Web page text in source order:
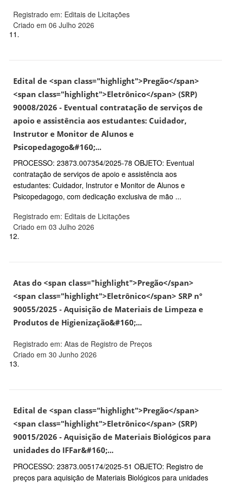
Registrado em: Editais de Licitações
Criado em 06 Julho 2026
11.
Edital de <span class="highlight">Pregão</span>
<span class="highlight">Eletrônico</span> (SRP)
90008/2026 - Eventual contratação de serviços de
apoio e assistência aos estudantes: Cuidador,
Instrutor e Monitor de Alunos e
Psicopedagogo&#160;...
PROCESSO: 23873.007354/2025-78 OBJETO: Eventual
contratação de serviços de apoio e assistência aos
estudantes: Cuidador, Instrutor e Monitor de Alunos e
Psicopedagogo, com dedicação exclusiva de mão ...
Registrado em: Editais de Licitações
Criado em 03 Julho 2026
12.
Atas do <span class="highlight">Pregão</span>
<span class="highlight">Eletrônico</span> SRP n°
90055/2025 - Aquisição de Materiais de Limpeza e
Produtos de Higienização&#160;...
Registrado em: Atas de Registro de Preços
Criado em 30 Junho 2026
13.
Edital de <span class="highlight">Pregão</span>
<span class="highlight">Eletrônico</span> (SRP)
90015/2026 - Aquisição de Materiais Biológicos para
unidades do IFFar&#160;...
PROCESSO: 23873.005174/2025-51 OBJETO: Registro de
preços para aquisição de Materiais Biológicos para unidades